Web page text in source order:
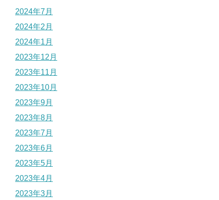
2024年7月
2024年2月
2024年1月
2023年12月
2023年11月
2023年10月
2023年9月
2023年8月
2023年7月
2023年6月
2023年5月
2023年4月
2023年3月